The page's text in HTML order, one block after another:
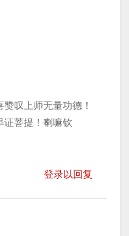
叹上师无量功德！
证菩提！喇嘛钦
登录以回复